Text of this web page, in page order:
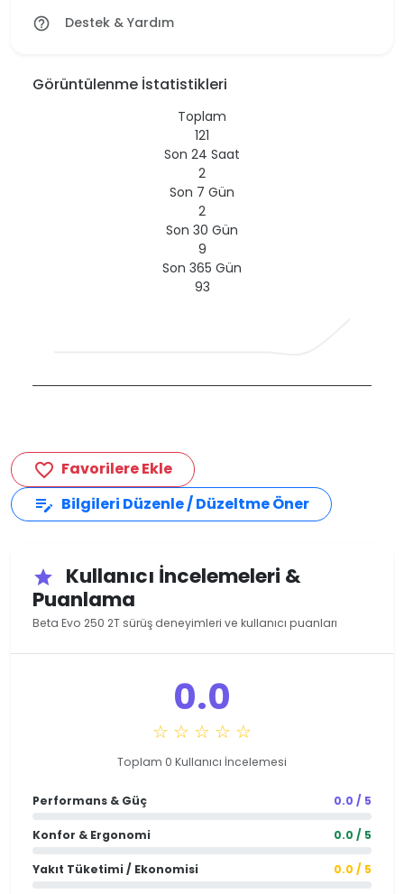
help_outline Destek & Yardım
Görüntülenme İstatistikleri
Toplam
121
Son 24 Saat
2
Son 7 Gün
2
Son 30 Gün
9
Son 365 Gün
93
favorite_border Favorilere Ekle
edit_note Bilgileri Düzenle / Düzeltme Öner
star
Kullanıcı İncelemeleri &
Puanlama
Beta Evo 250 2T sürüş deneyimleri ve kullanıcı puanları
0.0
☆ ☆ ☆ ☆ ☆
Toplam 0 Kullanıcı İncelemesi
Performans & Güç 0.0 / 5
Konfor & Ergonomi 0.0 / 5
Yakıt Tüketimi / Ekonomisi 0.0 / 5